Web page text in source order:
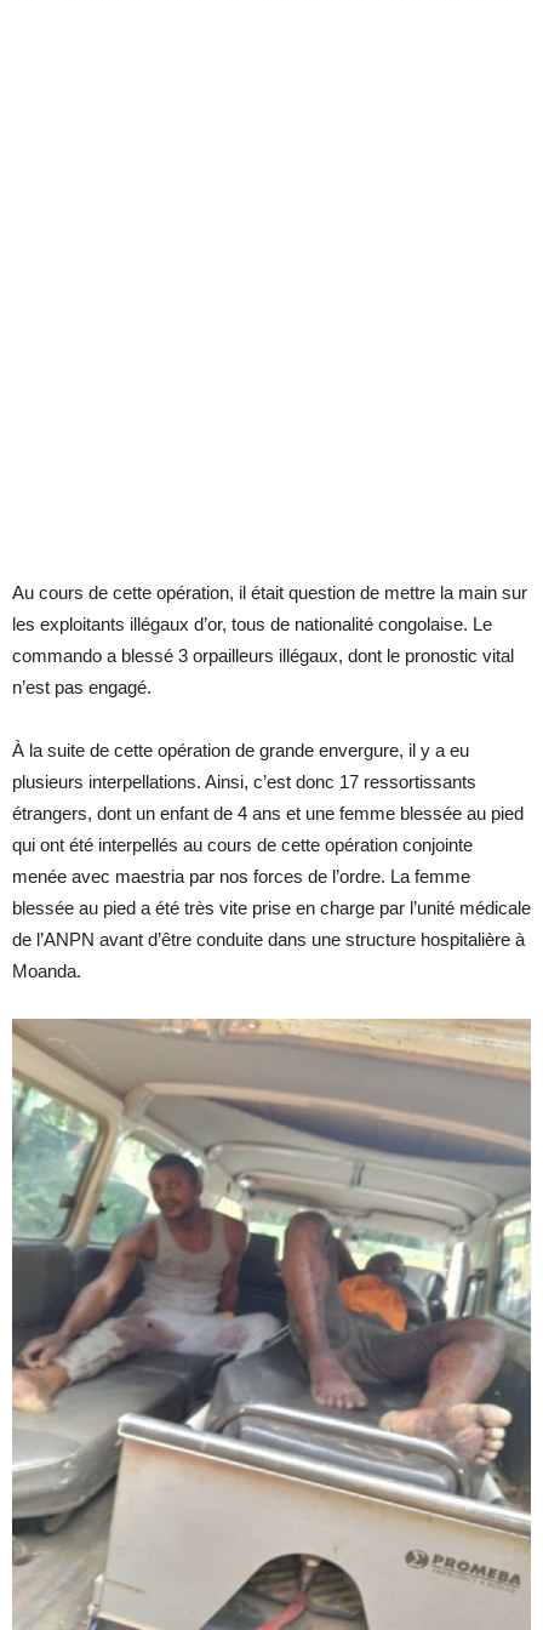
Au cours de cette opération, il était question de mettre la main sur
les exploitants illégaux d’or, tous de nationalité congolaise. Le
commando a blessé 3 orpailleurs illégaux, dont le pronostic vital
n’est pas engagé.
À la suite de cette opération de grande envergure, il y a eu
plusieurs interpellations. Ainsi, c’est donc 17 ressortissants
étrangers, dont un enfant de 4 ans et une femme blessée au pied
qui ont été interpellés au cours de cette opération conjointe
menée avec maestria par nos forces de l’ordre. La femme
blessée au pied a été très vite prise en charge par l’unité médicale
de l’ANPN avant d’être conduite dans une structure hospitalière à
Moanda.